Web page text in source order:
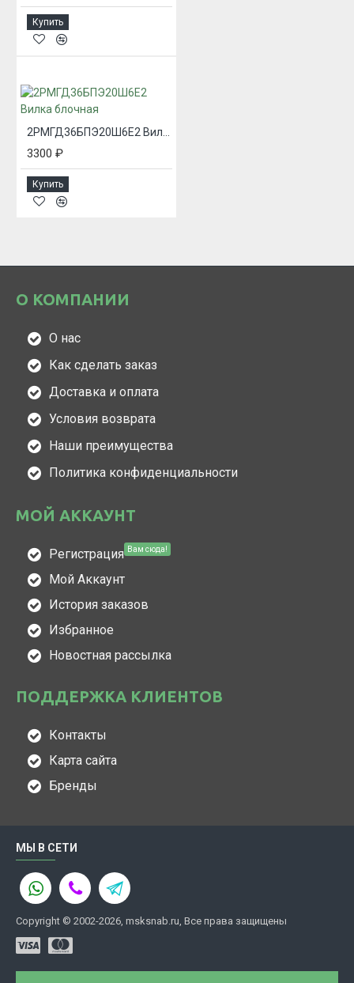
Купить
2РМГД36БПЭ20Ш6Е2 Вилка блочная
3300 ₽
Купить
О КОМПАНИИ
О нас
Как сделать заказ
Доставка и оплата
Условия возврата
Наши преимущества
Политика конфиденциальности
МОЙ АККАУНТ
Регистрация Вам сюда!
Мой Аккаунт
История заказов
Избранное
Новостная рассылка
ПОДДЕРЖКА КЛИЕНТОВ
Контакты
Карта сайта
Бренды
МЫ В СЕТИ
Copyright © 2002-2026, msksnab.ru, Все права защищены